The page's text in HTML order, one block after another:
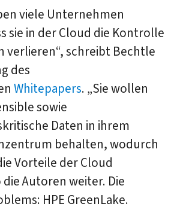
viele Unternehmen
sie in der Cloud die Kontrolle
verlieren“, schreibt Bechtle
des
Whitepapers. „Sie wollen
sowie
Daten in ihrem
behalten, wodurch
Vorteile der Cloud
Autoren weiter. Die
HPE GreenLake.